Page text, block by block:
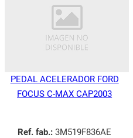
PEDAL ACELERADOR FORD
FOCUS C-MAX CAP2003
Ref. fab.: 3M519F836AE